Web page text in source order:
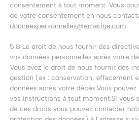
consentement à tout moment. Vous
de votre consentement en nous
donneespersonnelles@emerige.com.
5.8 Le droit de nous fournir des
vos données personnelles après votre
Vous avez le droit de nous fournir des
gestion (ex : conservation, effacement
données après votre décès.Vous
vos instructions à tout moment.Si vous
de ces droits vous pouvez contacter